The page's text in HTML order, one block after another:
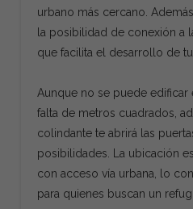
urbano más cercano.
la posibilidad de conexión a
que facilita el desarrollo de
Aunque no se puede
falta de metros cuadrados,
colindante te abrirá las
posibilidades. La ubicación
con acceso vía urbana, lo
para quienes buscan un